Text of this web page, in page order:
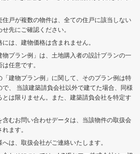
住戸が複数の物件は、全ての住戸に該当しない
先にご確認ください。
は、建物価格は含まれません。
物プラン例」は、土地購入者の設計プランの一
任意です。
「建物プラン例」に関して、そのプラン例は特
、 当該建築請負会社以外で建てた場合、同様
は限りません。また、建築請負会社を特定す
むお問い合わせデータは、当該物件の取扱会
ます。
は、取扱会社がご連絡いたします。